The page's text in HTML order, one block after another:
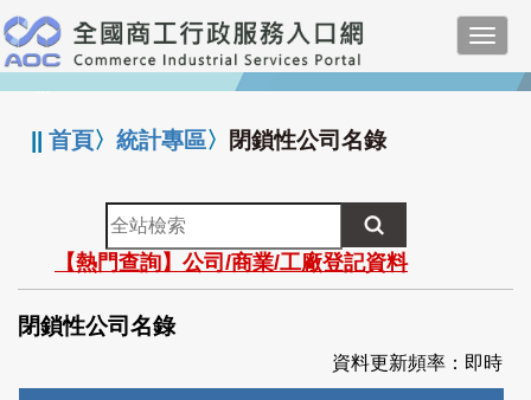
跳
到
主
要
:::
||首頁〉統計專區〉 閉鎖性公司名錄
全
站
檢
索
【熱門查詢】公司/商業/工廠登記資料
閉鎖性公司名錄
資料更新頻率：即時